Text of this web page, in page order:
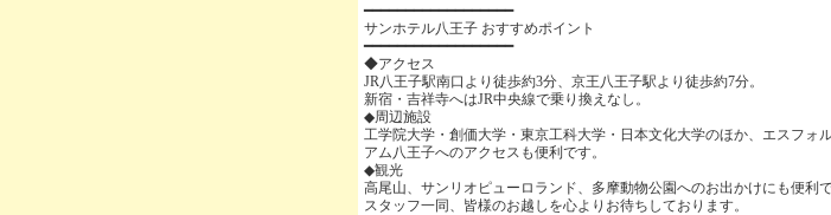
━━━━━━━━━━━━━━━━━━
サンホテル八王子 おすすめポイント
━━━━━━━━━━━━━━━━━━
◆アクセス
JR八王子駅南口より徒歩約3分、京王八王子駅より徒歩約7分。
新宿・吉祥寺へはJR中央線で乗り換えなし。
◆周辺施設
工学院大学・創価大学・東京工科大学・日本文化大学のほか、エスフ
アム八王子へのアクセスも便利です。
◆観光
高尾山、サンリオピューロランド、多摩動物公園へのお出かけにも便利で
スタッフ一同、皆様のお越しを心よりお待ちしております。